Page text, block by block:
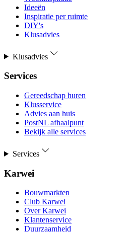
Ideeën
Inspiratie per ruimte
DIY's
Klusadvies
Klusadvies
Services
Gereedschap huren
Klusservice
Advies aan huis
PostNL afhaalpunt
Bekijk alle services
Services
Karwei
Bouwmarkten
Club Karwei
Over Karwei
Klantenservice
Duurzaamheid